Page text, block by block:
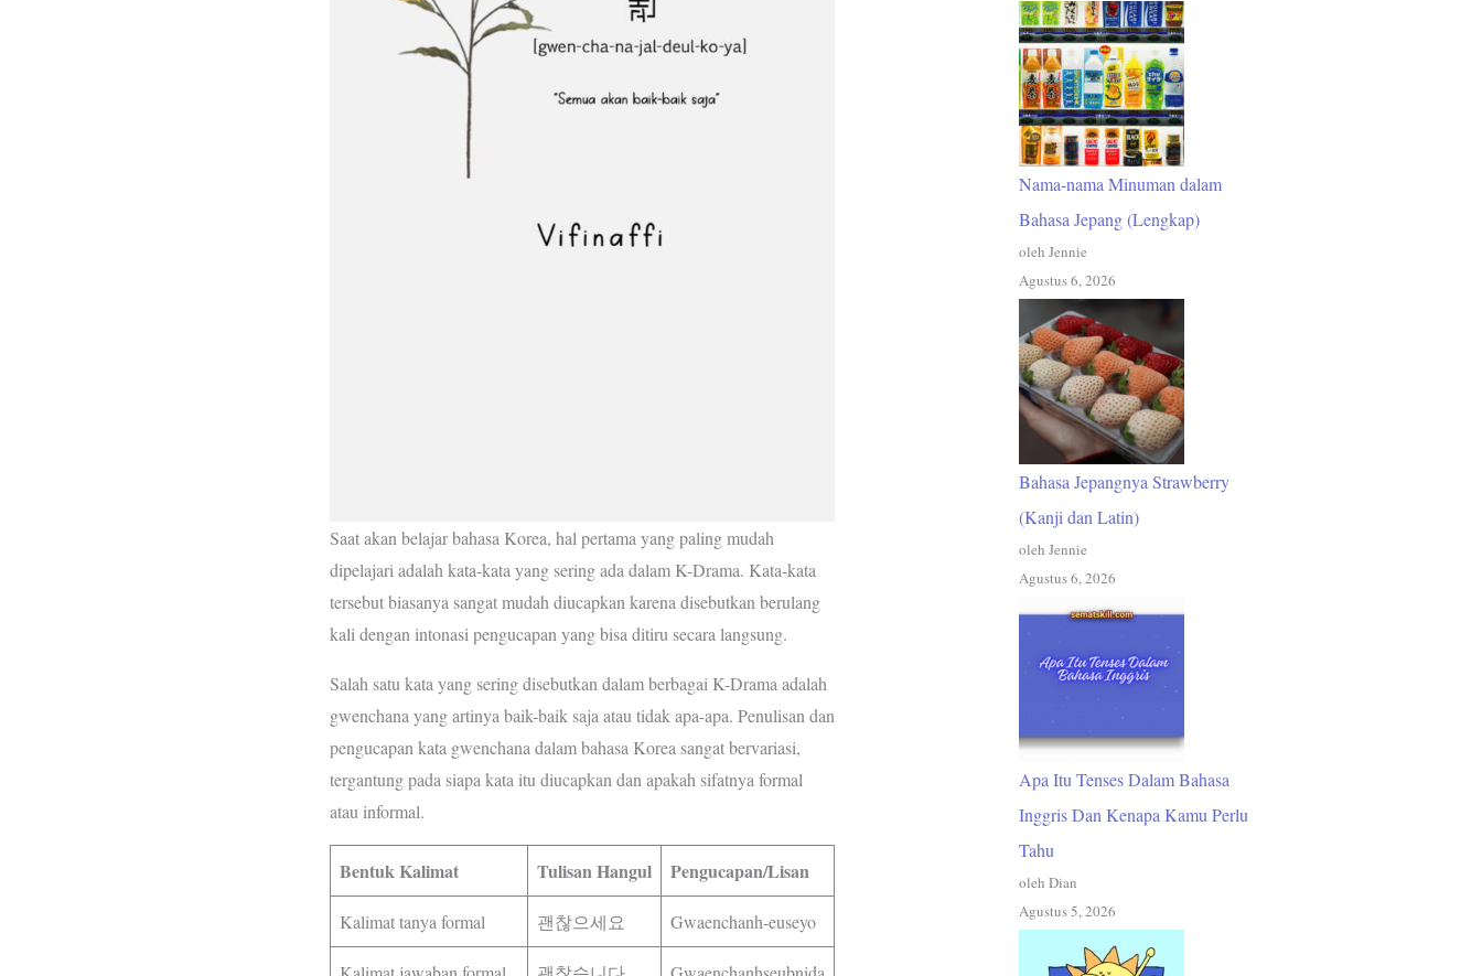
Saat akan belajar bahasa Korea, hal pertama yang paling mudah
dipelajari adalah kata-kata yang sering ada dalam K-Drama. Kata-kata
tersebut biasanya sangat mudah diucapkan karena disebutkan berulang
kali dengan intonasi pengucapan yang bisa ditiru secara langsung.
Salah satu kata yang sering disebutkan dalam berbagai K-Drama adalah
gwenchana yang artinya baik-baik saja atau tidak apa-apa. Penulisan dan
pengucapan kata gwenchana dalam bahasa Korea sangat bervariasi,
tergantung pada siapa kata itu diucapkan dan apakah sifatnya formal
atau informal.
Bentuk Kalimat Tulisan Hangul Pengucapan/Lisan
Kalimat tanya formal 괜찮으세요 Gwaenchanh-euseyo
Nama-nama Minuman dalam
Bahasa Jepang (Lengkap)
oleh Jennie
Agustus 6, 2026
Bahasa Jepangnya Strawberry
(Kanji dan Latin)
oleh Jennie
Agustus 6, 2026
Apa Itu Tenses Dalam Bahasa
Inggris Dan Kenapa Kamu Perlu
Tahu
oleh Dian
Agustus 5, 2026